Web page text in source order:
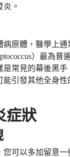
。
病原體，醫學上
）最為
常見的幕後黑手
能引發其他全身
症狀
您可以多加留意